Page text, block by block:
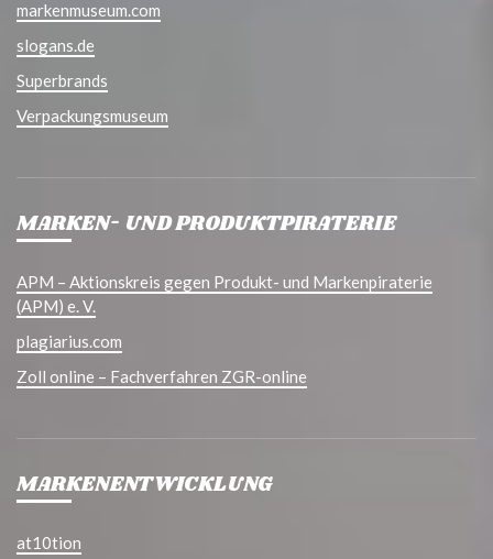
markenmuseum.com
slogans.de
Superbrands
Verpackungsmuseum
MARKEN- UND PRODUKTPIRATERIE
APM – Aktionskreis gegen Produkt- und Markenpiraterie
(APM) e. V.
plagiarius.com
Zoll online – Fachverfahren ZGR-online
MARKENENTWICKLUNG
at10tion